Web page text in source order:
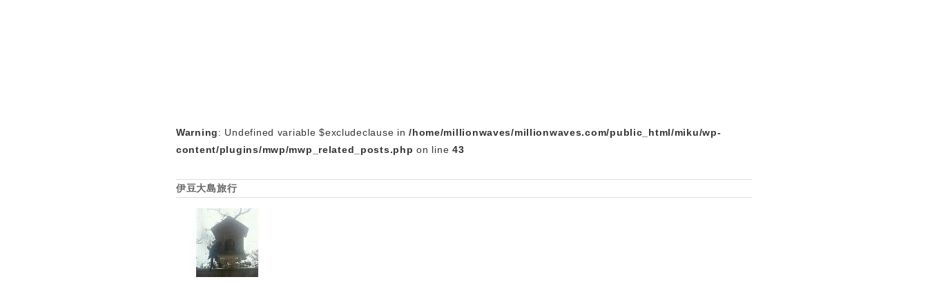
Warning: Undefined variable $excludeclause in/home/millionwaves/millionwaves.com/public_html/miku/wp-
content/plugins/mwp/mwp_related_posts.php on line43
伊豆大島旅行